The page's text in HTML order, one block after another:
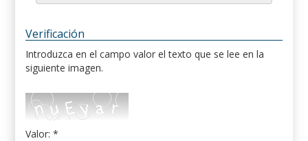
Verificación
Introduzca en el campo valor el texto que se lee en la
siguiente imagen.
Valor: *